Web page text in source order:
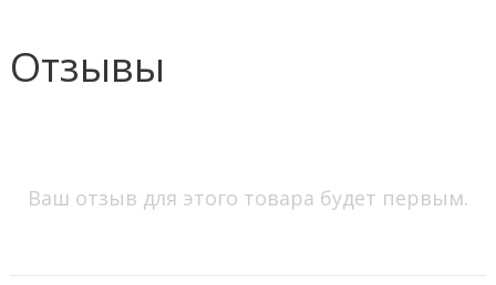
Отзывы
Ваш отзыв для этого товара будет первым.